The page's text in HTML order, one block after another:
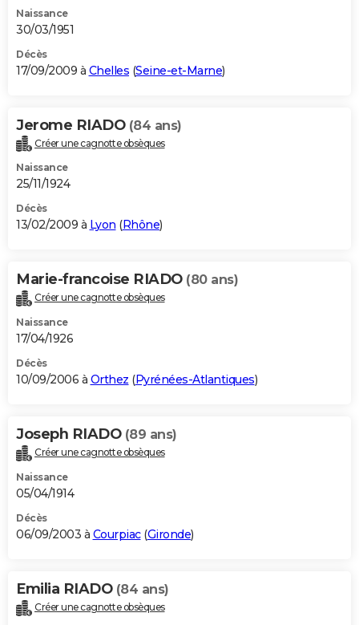
Naissance
30/03/1951
Décès
17/09/2009 à Chelles (Seine-et-Marne)
Jerome RIADO (84 ans)
Créer une cagnotte obsèques
Naissance
25/11/1924
Décès
13/02/2009 à Lyon (Rhône)
Marie-francoise RIADO (80 ans)
Créer une cagnotte obsèques
Naissance
17/04/1926
Décès
10/09/2006 à Orthez (Pyrénées-Atlantiques)
Joseph RIADO (89 ans)
Créer une cagnotte obsèques
Naissance
05/04/1914
Décès
06/09/2003 à Courpiac(Gironde)
Emilia RIADO (84 ans)
Créer une cagnotte obsèques